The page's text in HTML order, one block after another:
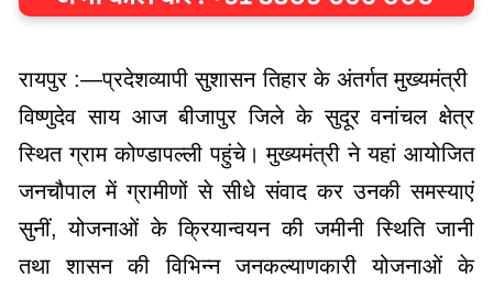
रायपुर :—प्रदेशव्यापी सुशासन तिहार के अंतर्गत मुख्यमंत्री
विष्णुदेव साय आज बीजापुर जिले के सुदूर वनांचल क्षेत्र
स्थित ग्राम कोण्डापल्ली पहुंचे। मुख्यमंत्री ने यहां आयोजित
जनचौपाल में ग्रामीणों से सीधे संवाद कर उनकी समस्याएं
सुनीं, योजनाओं के क्रियान्वयन की जमीनी स्थिति जानी
तथा शासन की विभिन्न जनकल्याणकारी योजनाओं के